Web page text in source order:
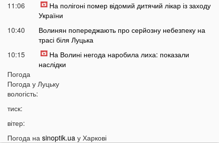
11:06
На полігоні помер відомий дитячий лікар із заходу
України
10:40
Волинян попереджають про серйозну небезпеку на
трасі біля Луцька
10:15
На Волині негода наробила лиха: показали
наслідки
09:47
09:16
06 СЕРПНЯ
Погода
Погода у Луцьку
вологість:
тиск:
вітер:
Погода на sinoptik.ua у Харкові